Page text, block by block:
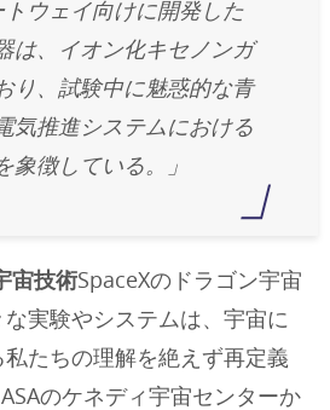
トウェイ向けに開発した
は、イオン化キセノンガ
り、試験中に魅惑的な青
気推進システムにおける
象徴している。」
宙技術SpaceXのドラゴン宇宙
実験やシステムは、宇宙に
たちの理解を絶えず再定義
のケネディ宇宙センターか